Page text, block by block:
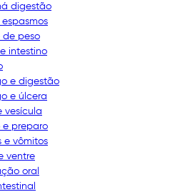
digestão
de peso
intestino
e digestão
e úlcera
vesícula
e preparo
e vômitos
ventre
oral